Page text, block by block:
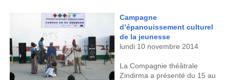
Campagne
d’épanouissement culturel
de la jeunesse
lundi 10 novembre 2014
La Compagnie théâtrale
Zindirma a présenté du 15 au